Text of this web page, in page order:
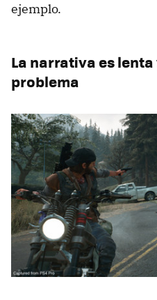
ejemplo.
La narrativa es lenta
problema